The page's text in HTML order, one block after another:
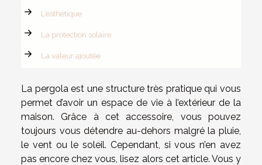
L’esthétique
La protection solaire
La valeur ajoutée
La pergola est une structure très pratique qui vous
permet d’avoir un espace de vie à l’extérieur de la
maison. Grâce à cet accessoire, vous pouvez
toujours vous détendre au-dehors malgré la pluie,
le vent ou le soleil. Cependant, si vous n’en avez
pas encore chez vous, lisez alors cet article. Vous y